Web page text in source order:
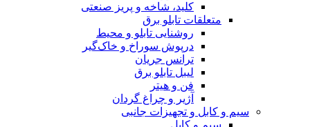
کلید، شاخه و پریز صنعتی
متعلقات تابلو برق
روشنایی تابلو و محیط
درپوش سوراخ و خاک‌گیر
ترانس جریان
لیبل تابلو برق
فن و هیتر
آژیر و چراغ گردان
سیم و کابل و تجهیزات جانبی
سیم و کابل